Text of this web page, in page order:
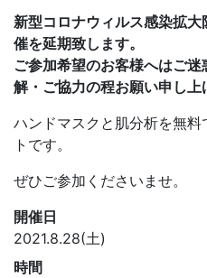
新型コロナウィルス感染拡
催を延期致します。
ご参加希望のお客様へはご
解・ご協力の程お願い申し上
ハンドマスクと肌分析を無
トです。
ぜひご参加くださいませ。
開催日
2021.8.28(土)
時間